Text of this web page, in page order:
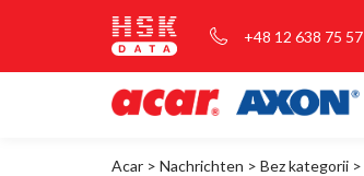
+48 12 638 75 57
Acar > Nachrichten > Bez kategorii >